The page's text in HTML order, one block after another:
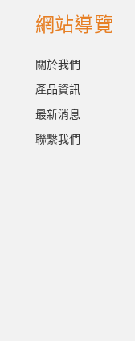
網站導覽
關於我們
產品資訊
最新消息
聯繫我們